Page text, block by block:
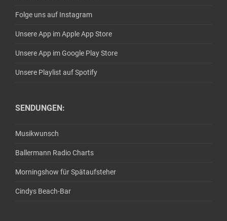
Folge uns auf Instagram
Unsere App im Apple App Store
Unsere App im Google Play Store
Unsere Playlist auf Spotify
SENDUNGEN:
Musikwunsch
Ballermann Radio Charts
Morningshow für Spätaufsteher
Cindys Beach-Bar